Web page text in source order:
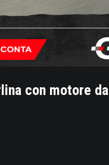
con motore da